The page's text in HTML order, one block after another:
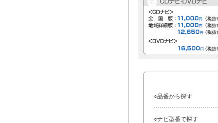
○品番から探す
○ナビ型番で探す